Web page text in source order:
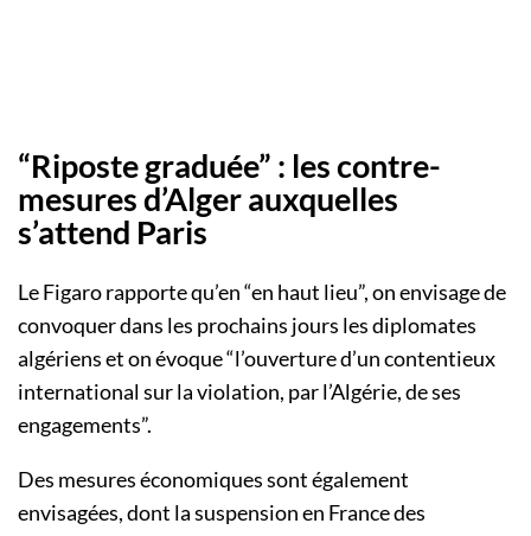
“Riposte graduée” : les contre-
mesures d’Alger auxquelles
s’attend Paris
Le Figaro rapporte qu’en “en haut lieu”, on envisage de
convoquer dans les prochains jours les diplomates
algériens et on évoque “l’ouverture d’un contentieux
international sur la violation, par l’Algérie, de ses
engagements”.
Des mesures économiques sont également
envisagées, dont la suspension en France des